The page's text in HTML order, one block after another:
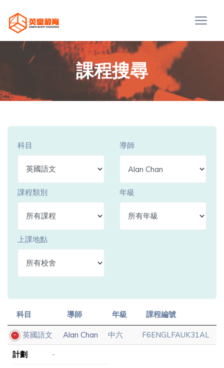
課程搜尋
科目 導師
課程類別 年級
上課地點
科目 導師 年級 課程編號
英國語文 Alan Chan 中六 F6ENGLFAUK31AL
計劃
-